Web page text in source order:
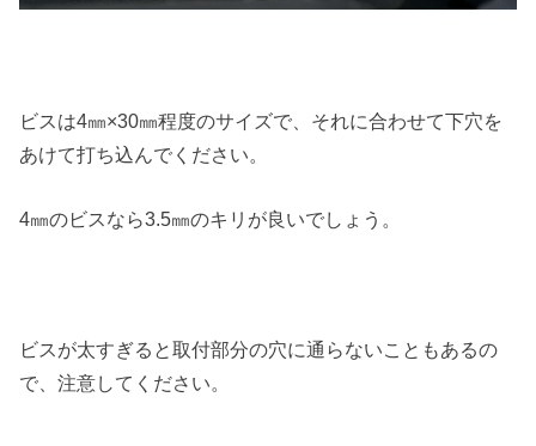
ビスは4㎜×30㎜程度のサイズで、それに合わせて下穴を
あけて打ち込んでください。
4㎜のビスなら3.5㎜のキリが良いでしょう。
ビスが太すぎると取付部分の穴に通らないこともあるの
で、注意してください。